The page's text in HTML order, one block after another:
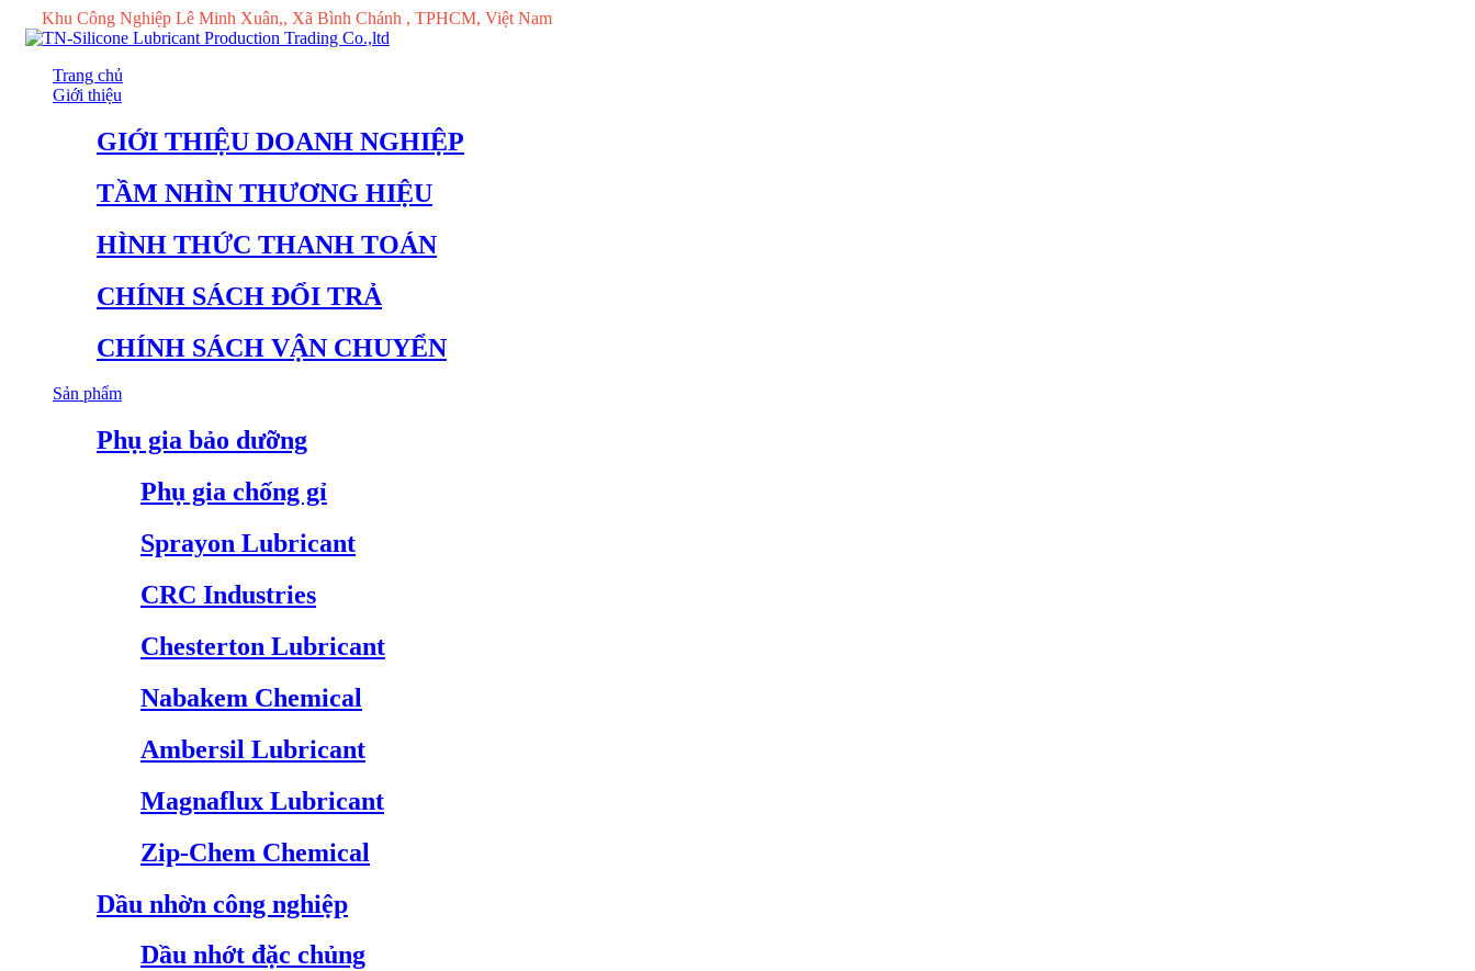
Khu Công Nghiệp Lê Minh Xuân,, Xã Bình Chánh , TPHCM, Việt Nam
Trang chủ
Giới thiệu
GIỚI THIỆU DOANH NGHIỆP
TẦM NHÌN THƯƠNG HIỆU
HÌNH THỨC THANH TOÁN
CHÍNH SÁCH ĐỔI TRẢ
CHÍNH SÁCH VẬN CHUYỂN
Sản phẩm
Phụ gia bảo dưỡng
Phụ gia chống gỉ
Sprayon Lubricant
CRC Industries
Chesterton Lubricant
Nabakem Chemical
Ambersil Lubricant
Magnaflux Lubricant
Zip-Chem Chemical
Dầu nhờn công nghiệp
Dầu nhớt đặc chủng